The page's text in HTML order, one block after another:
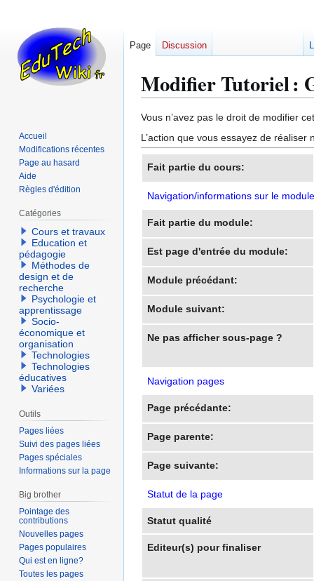
Modifier Tutoriel :
Aller
à
la
navigation
Aller
à
la
recherche
Vous n’avez pas le droit de modifier
L’action que vous essayez de réaliser
Fait partie du cours:
Navigation/informations sur le module
Fait partie du module:
Est page d'entrée du module:
Module précédant:
Module suivant:
Ne pas afficher sous-page ?
Navigation pages
Page précédante:
Page parente:
Page suivante:
Statut de la page
Statut qualité
Editeur(s) pour finaliser
Page Discussion
Accueil
Modifications récentes
Page au hasard
Aide
Règles d'édition
Catégories
Cours et travaux
Education et
pédagogie
Méthodes de
design et de
recherche
Psychologie et
apprentissage
Socio-
économique et
organisation
Technologies
Technologies
éducatives
Variées
Outils
Pages liées
Suivi des pages liées
Pages spéciales
Informations sur la page
Big brother
Pointage des
contributions
Nouvelles pages
Pages populaires
Qui est en ligne?
Toutes les pages